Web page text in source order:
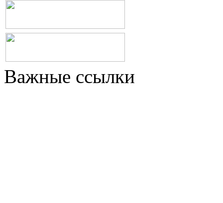
Важные ссылки